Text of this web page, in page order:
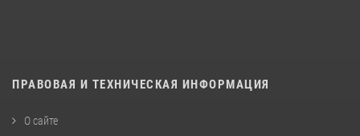
ПРАВОВАЯ И ТЕХНИЧЕСКАЯ ИНФОРМАЦИЯ
О сайте